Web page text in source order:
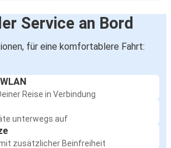
Service an Bord
für eine komfortablere Fahrt:
Reise in Verbindung
unterwegs auf
zusätzlicher Beinfreiheit